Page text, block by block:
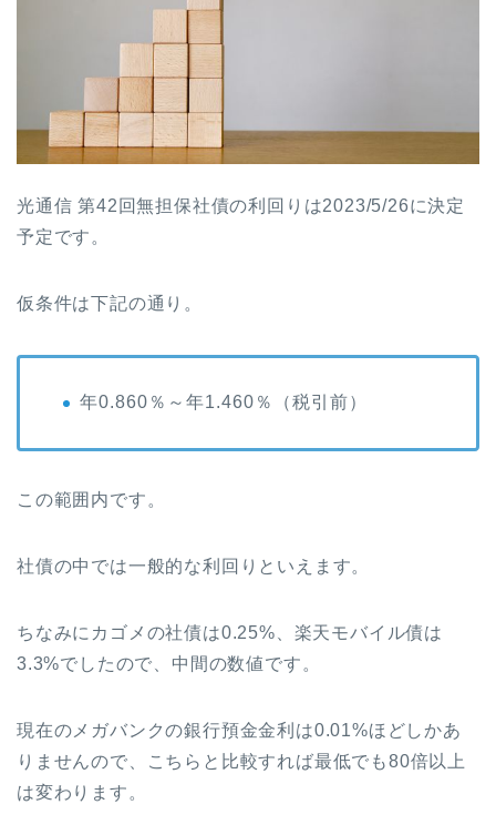
光通信 第42回無担保社債の利回りは2023/5/26に決定
予定です。
仮条件は下記の通り。
年0.860％～年1.460％ （税引前）
この範囲内です。
社債の中では一般的な利回りといえます。
ちなみにカゴメの社債は0.25%、楽天モバイル債は
3.3%でしたので、中間の数値です。
現在のメガバンクの銀行預金金利は0.01%ほどしかあ
りませんので、こちらと比較すれば最低でも80倍以上
は変わります。